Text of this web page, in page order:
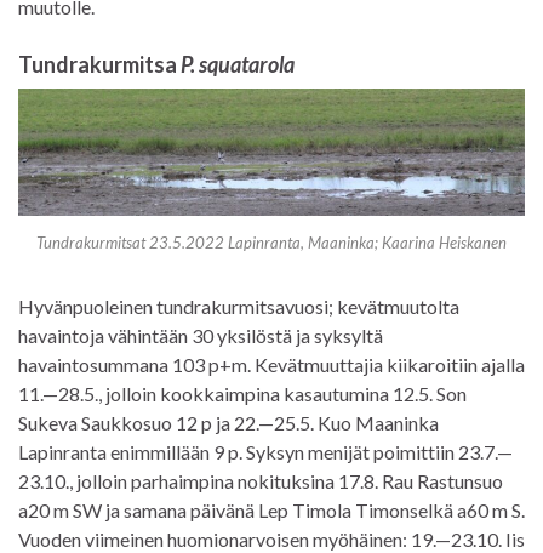
muutolle.
TundrakurmitsaP. squatarola
Tundrakurmitsat 23.5.2022 Lapinranta, Maaninka; Kaarina Heiskanen
Hyvänpuoleinen tundrakurmitsavuosi; kevätmuutolta
havaintoja vähintään 30 yksilöstä ja syksyltä
havaintosummana 103 p+m. Kevätmuuttajia kiikaroitiin ajalla
11.—28.5., jolloin kookkaimpina kasautumina 12.5. Son
Sukeva Saukkosuo 12 p ja 22.—25.5. Kuo Maaninka
Lapinranta enimmillään 9 p. Syksyn menijät poimittiin 23.7.—
23.10., jolloin parhaimpina nokituksina 17.8. Rau Rastunsuo
a20 m SW ja samana päivänä Lep Timola Timonselkä a60 m S.
Vuoden viimeinen huomionarvoisen myöhäinen: 19.—23.10. Iis